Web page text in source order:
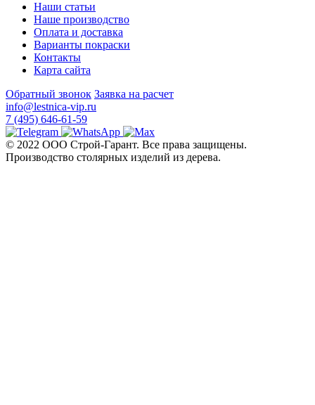
Наши статьи
Наше производство
Оплата и доставка
Варианты покраски
Контакты
Карта сайта
Обратный звонок Заявка на расчет
info@lestnica-vip.ru
7 (495) 646-61-59
© 2022 ООО Строй-Гарант. Все права защищены.
Производство столярных изделий из дерева.